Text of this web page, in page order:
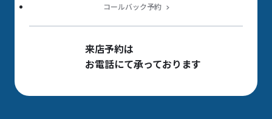
コールバック予約
来店予約は
お電話にて承っております